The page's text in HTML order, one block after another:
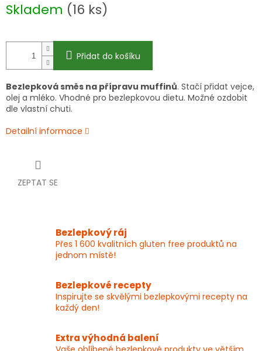
Skladem (16 ks)
Přidat do košíku
Bezlepková směs na přípravu muffinů. Stačí přidat vejce,
olej a mléko. Vhodné pro bezlepkovou dietu. Možné ozdobit
dle vlastní chuti.
Detailní informace
ZEPTAT SE
Bezlepkový ráj
Přes 1 600 kvalitních gluten free produktů na
jednom místě!
Bezlepkové recepty
Inspirujte se skvělými bezlepkovými recepty na
každý den!
Extra výhodná balení